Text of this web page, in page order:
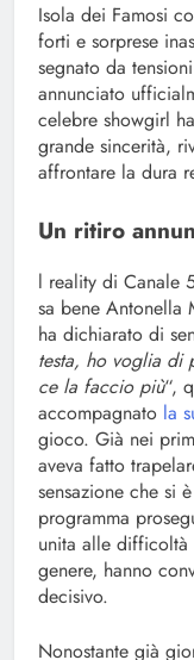
Isola dei Famosi
forti e sorprese
segnato da
annunciato
celebre showgirl
grande sincerità,
affrontare la dura
Un ritiro
l reality di Canale
sa bene Antonella
ha dichiarato di
testa, ho voglia di
ce la faccio più“,
accompagnato la
gioco. Già nei
aveva fatto
sensazione che si
programma
unita alle difficoltà
genere, hanno
decisivo.
Nonostante già